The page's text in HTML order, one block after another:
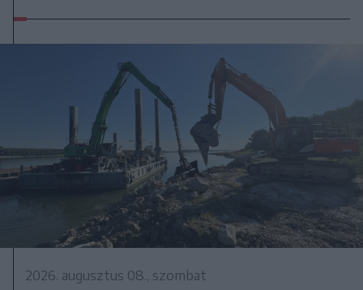
2026. augusztus 08., szombat